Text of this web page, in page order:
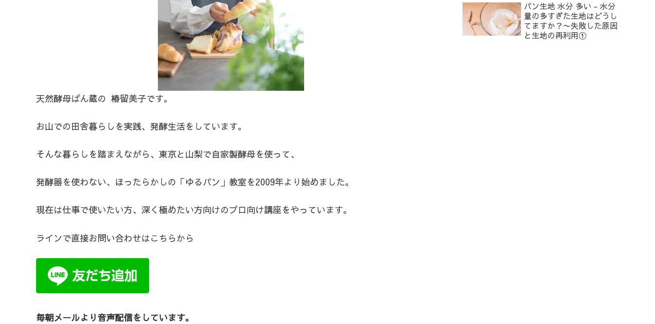
天然酵母ぱん蔵の 椿留美子です。
お山での田舎暮らしを実践、発酵生活をしています。
そんな暮らしを踏まえながら、東京と山梨で自家製酵母を使って、
発酵器を使わない、ほったらかしの「ゆるパン」教室を2009年より始めました。
現在は仕事で使いたい方、深く極めたい方向けのプロ向け講座をやっています。
ラインで直接お問い合わせはこちらから
毎朝メールより音声配信をしています。
パン生地 水分 多い - 水分
量の多すぎた生地はどうし
てますか？〜失敗した原因
と生地の再利用①